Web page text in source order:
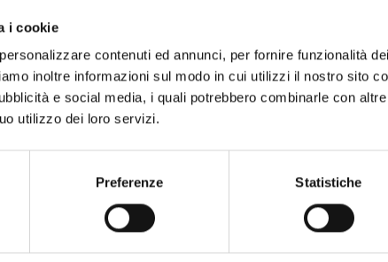
i cookie
contenuti ed annunci, per fornire funzionalità
inoltre informazioni sul modo in cui utilizzi il nostro sito
e social media, i quali potrebbero combinarle con
utilizzo dei loro servizi.
Preferenze Statistiche
LWD, N.A. 0,30, W.D. 72 mm. Con cursore del
lavoro fino a 150 mm.
con regolazione della luminosità. Con